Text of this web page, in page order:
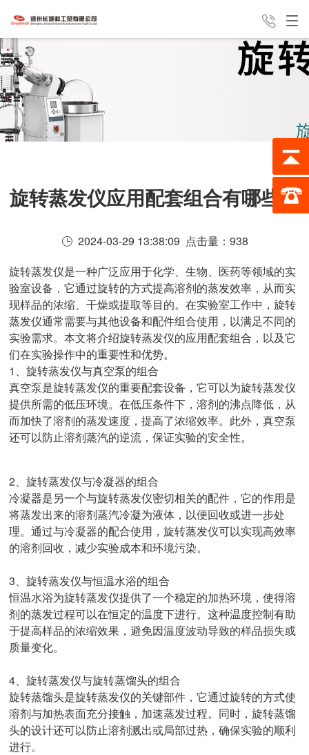
经典案例
服务支持 187-0388-8162
旋转蒸发仪应用配套组合有哪些？
2024-03-29 13:38:09 点击量： 938
旋转蒸发仪是一种广泛应用于化学、生物、医药等领域的实
验室设备，它通过旋转的方式提高溶剂的蒸发效率，从而实
现样品的浓缩、干燥或提取等目的。在实验室工作中，旋转
蒸发仪通常需要与其他设备和配件组合使用，以满足不同的
实验需求。本文将介绍旋转蒸发仪的应用配套组合，以及它
们在实验操作中的重要性和优势。
1、旋转蒸发仪与真空泵的组合
真空泵是旋转蒸发仪的重要配套设备，它可以为旋转蒸发仪
提供所需的低压环境。在低压条件下，溶剂的沸点降低，从
而加快了溶剂的蒸发速度，提高了浓缩效率。此外，真空泵
还可以防止溶剂蒸汽的逆流，保证实验的安全性。
2、旋转蒸发仪与冷凝器的组合
冷凝器是另一个与旋转蒸发仪密切相关的配件，它的作用是
将蒸发出来的溶剂蒸汽冷凝为液体，以便回收或进一步处
理。通过与冷凝器的配合使用，旋转蒸发仪可以实现高效率
的溶剂回收，减少实验成本和环境污染。
3、旋转蒸发仪与恒温水浴的组合
恒温水浴为旋转蒸发仪提供了一个稳定的加热环境，使得溶
剂的蒸发过程可以在恒定的温度下进行。这种温度控制有助
于提高样品的浓缩效果，避免因温度波动导致的样品损失或
质量变化。
4、旋转蒸发仪与旋转蒸馏头的组合
旋转蒸馏头是旋转蒸发仪的关键部件，它通过旋转的方式使
溶剂与加热表面充分接触，加速蒸发过程。同时，旋转蒸馏
头的设计还可以防止溶剂溅出或局部过热，确保实验的顺利
进行。